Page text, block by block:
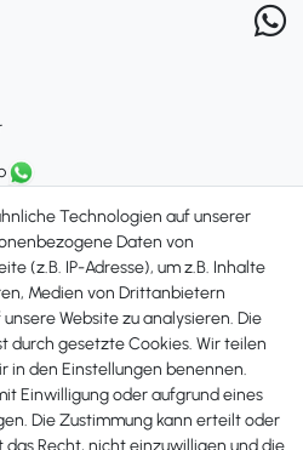
Technologien auf unserer
Daten von
(z.B. IP-Adresse), um z.B. Inhalte
Medien von Drittanbietern
Website zu analysieren. Die
gesetzte Cookies. Wir teilen
in den Einstellungen benennen.
Einwilligung oder aufgrund eines
Die Zustimmung kann erteilt oder
Recht, nicht einzuwilligen und die